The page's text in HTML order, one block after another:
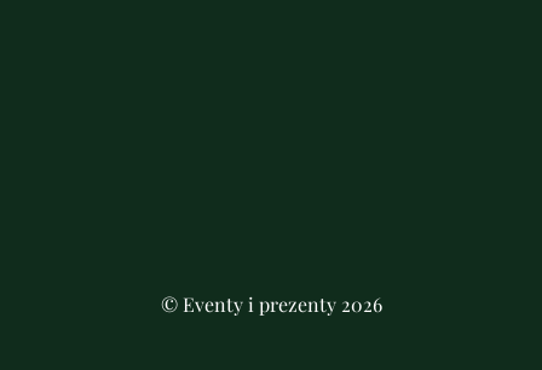
© Eventy i prezenty 2026